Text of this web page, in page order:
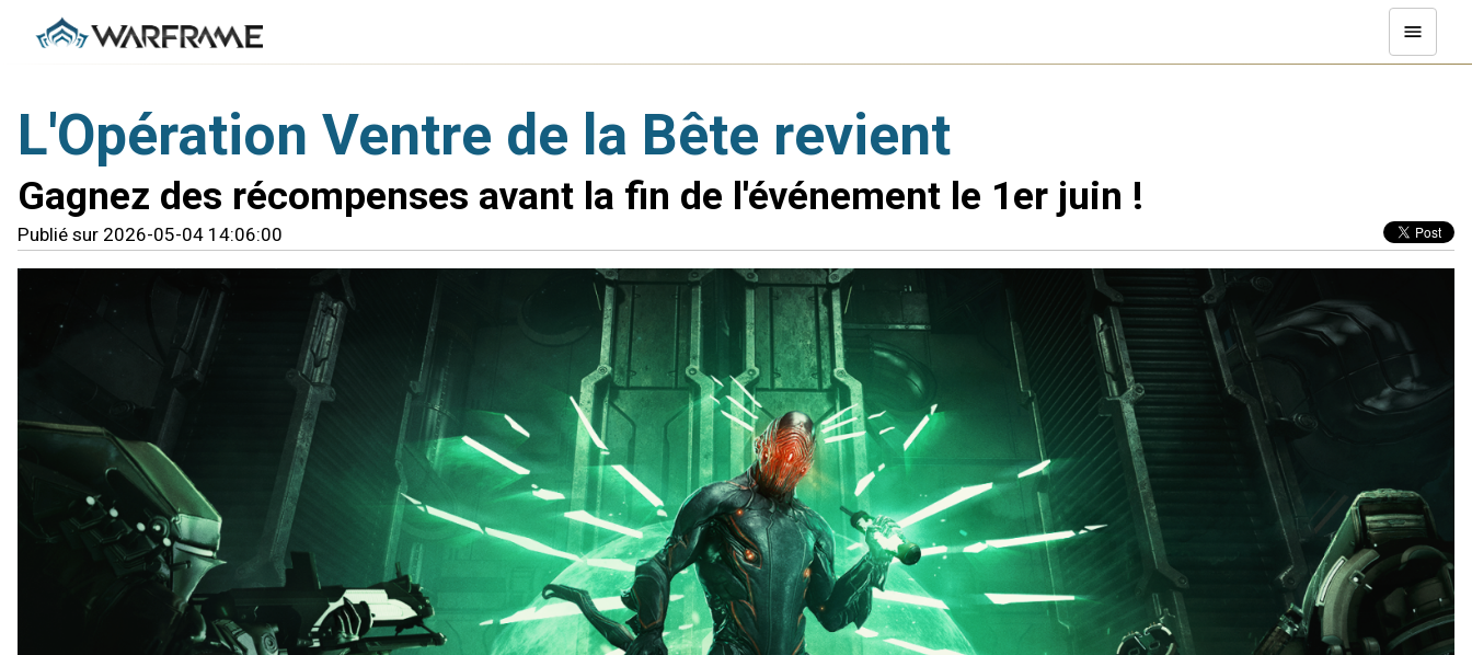
L'Opération Ventre de la Bête revient
Gagnez des récompenses avant la fin de l'événement le 1er juin !
Publié sur 2026-05-04 14:06:00